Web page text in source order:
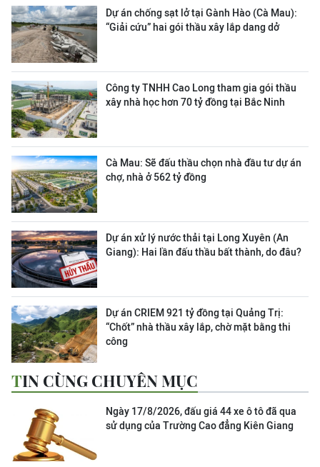
Dự án chống sạt lở tại Gành Hào (Cà Mau):
“Giải cứu” hai gói thầu xây lắp dang dở
Công ty TNHH Cao Long tham gia gói thầu
xây nhà học hơn 70 tỷ đồng tại Bắc Ninh
Cà Mau: Sẽ đấu thầu chọn nhà đầu tư dự án
chợ, nhà ở 562 tỷ đồng
Dự án xử lý nước thải tại Long Xuyên (An
Giang): Hai lần đấu thầu bất thành, do đâu?
Dự án CRIEM 921 tỷ đồng tại Quảng Trị:
“Chốt” nhà thầu xây lắp, chờ mặt bằng thi
công
TIN CÙNG CHUYÊN MỤC
Ngày 17/8/2026, đấu giá 44 xe ô tô đã qua
sử dụng của Trường Cao đẳng Kiên Giang